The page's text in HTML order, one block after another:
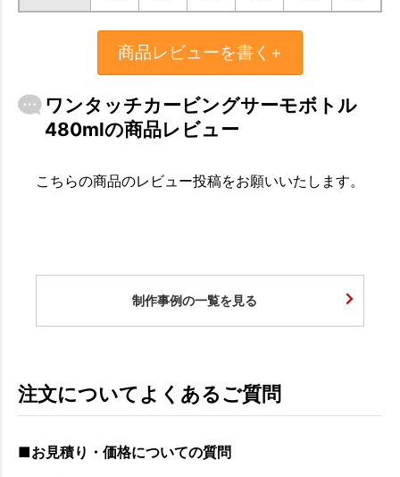
商品レビューを書く+
ワンタッチカービングサーモボトル
480mlの商品レビュー
こちらの商品のレビュー投稿をお願いいたします。
制作事例の一覧を見る
注文についてよくあるご質問
■お見積り・価格についての質問